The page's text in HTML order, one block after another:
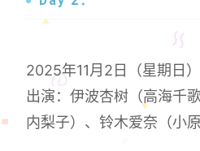
2025年11月2日（星期日）
出演：伊波杏树（高海千
内梨子）、铃木爱奈（小原